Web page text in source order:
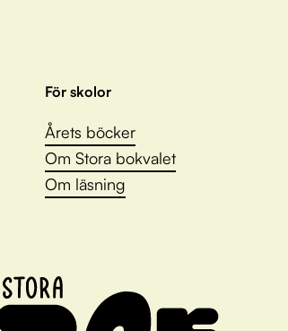
För skolor
Årets böcker
Om Stora bokvalet
Om läsning